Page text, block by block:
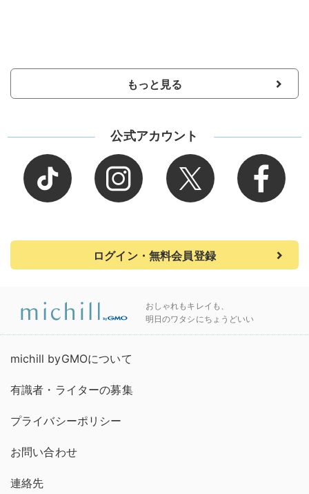
もっと見る
公式アカウント
ログイン・無料会員登録
おしゃれもキレイも、
明日のワタシにちょうどいい
michill byGMOについて
有識者・ライターの募集
プライバシーポリシー
お問い合わせ
連絡先